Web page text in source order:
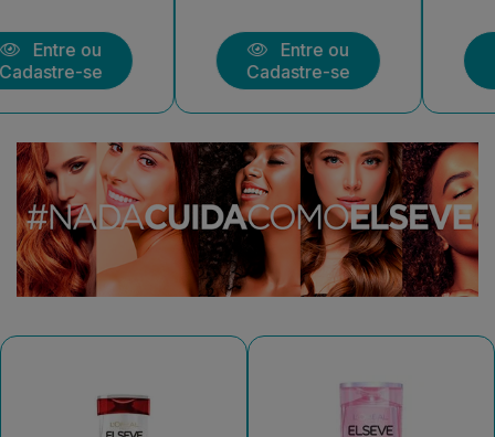
Entre ou
Cadastre-se
Entre ou
Cadastre-se